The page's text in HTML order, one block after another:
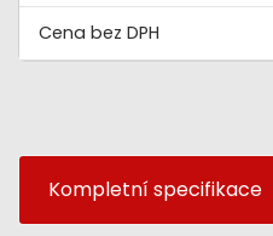
Kompletní specifikace